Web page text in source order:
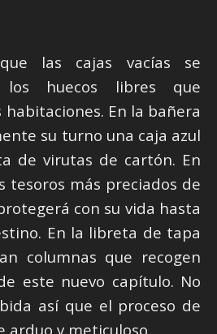
las cajas vacías se
los huecos libres que
En la bañera
su turno una caja azul
de virutas de cartón. En
tesoros más preciados de
con su vida hasta
En la libreta de tapa
columnas que recogen
este nuevo capítulo. No
así que el proceso de
arduo y meticuloso.